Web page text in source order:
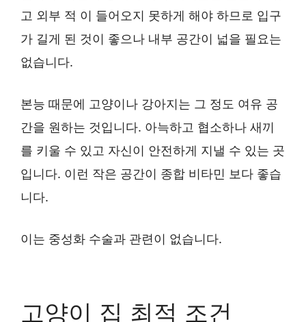
고 외부 적 이 들어오지 못하게 해야 하므로 입구
가 길게 된 것이 좋으나 내부 공간이 넓을 필요는
없습니다.
본능 때문에 고양이나 강아지는 그 정도 여유 공
간을 원하는 것입니다. 아늑하고 협소하나 새끼
를 키울 수 있고 자신이 안전하게 지낼 수 있는 곳
입니다. 이런 작은 공간이 종합 비타민 보다 좋습
니다.
이는 중성화 수술과 관련이 없습니다.
고양이 집 최적 조건